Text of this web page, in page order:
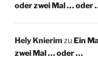
oder zwei Mal … oder
Hely Knierim zu Ein
zwei Mal … oder …